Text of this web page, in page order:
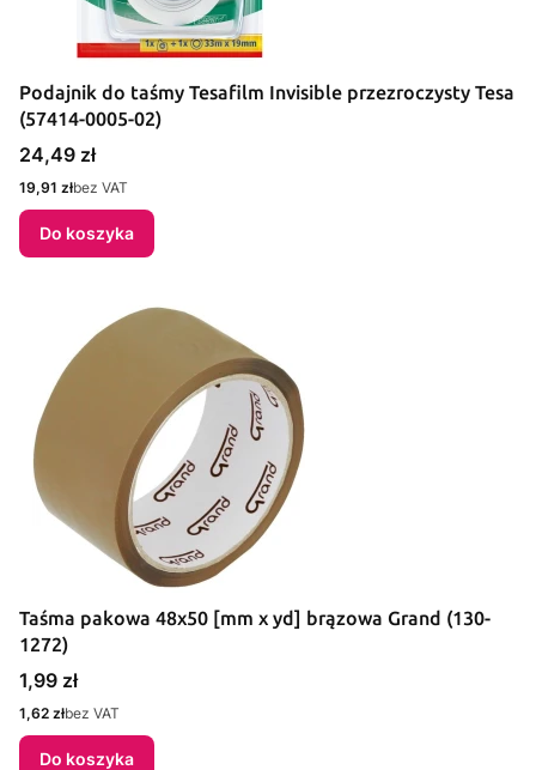
Podajnik do taśmy Tesafilm Invisible przezroczysty Tesa
(57414-0005-02)
Cena
24,49 zł
Cena
19,91 złbez VAT
Do koszyka
Taśma pakowa 48x50 [mm x yd] brązowa Grand (130-
1272)
Cena
1,99 zł
Cena
1,62 złbez VAT
Do koszyka